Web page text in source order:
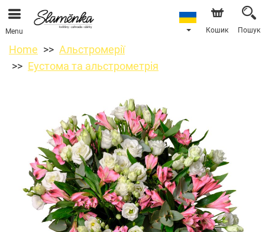
Menu Кошик Пошук
Home
Альстромерії
Еустома та альстрометрія